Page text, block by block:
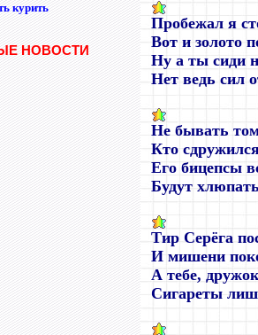
курить
НОВОСТИ
Пробежал я
Вот и золото
Ну а ты сиди
Нет ведь сил
Не бывать
Кто
Его бицепсы
Будут
Тир Серёга
И мишени
А тебе,
Сигареты